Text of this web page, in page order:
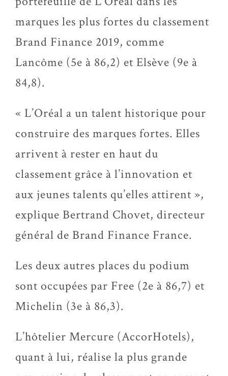
marques les plus fortes du classement
Brand Finance 2019, comme
Lancôme (5e à 86,2) et Elsève (9e à
84,8).
« L’Oréal a un talent historique pour
construire des marques fortes. Elles
arrivent à rester en haut du
classement grâce à l’innovation et
aux jeunes talents qu’elles attirent »,
explique Bertrand Chovet, directeur
général de Brand Finance France.
Les deux autres places du podium
sont occupées par Free (2e à 86,7) et
Michelin (3e à 86,3).
L’hôtelier Mercure (AccorHotels),
quant à lui, réalise la plus grande